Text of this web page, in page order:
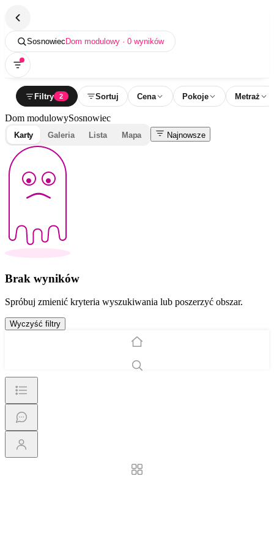
Sosnowiec Dom modulowy · 0 wyników
Filtry 2 Sortuj Cena Pokoje Metraż
Dom modulowySosnowiec
Karty Galeria Lista Mapa Najnowsze
Brak wyników
Spróbuj zmienić kryteria wyszukiwania lub poszerzyć obszar.
Wyczyść filtry